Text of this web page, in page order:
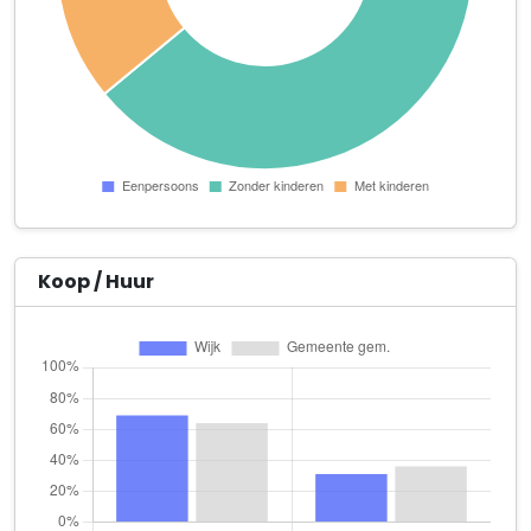
Verharen Administratie & Advies
Carmelietenstraat 25
Zijderlaan Bulk Trading B.V.
Dwarsweg 10
A.G.A. van den Broek Dienstverlening
't Vaartje 112 a
A.H. van de Werken Holding B.V.
't Vaartje 56
Beauty Point by Saskia
Canadeseweg 5
B.V. SMEUR
Benedenkerkstraat 96
Cafetaria 't Trefpunt B.V.
Raadhuisstraat 21
Koop / Huur